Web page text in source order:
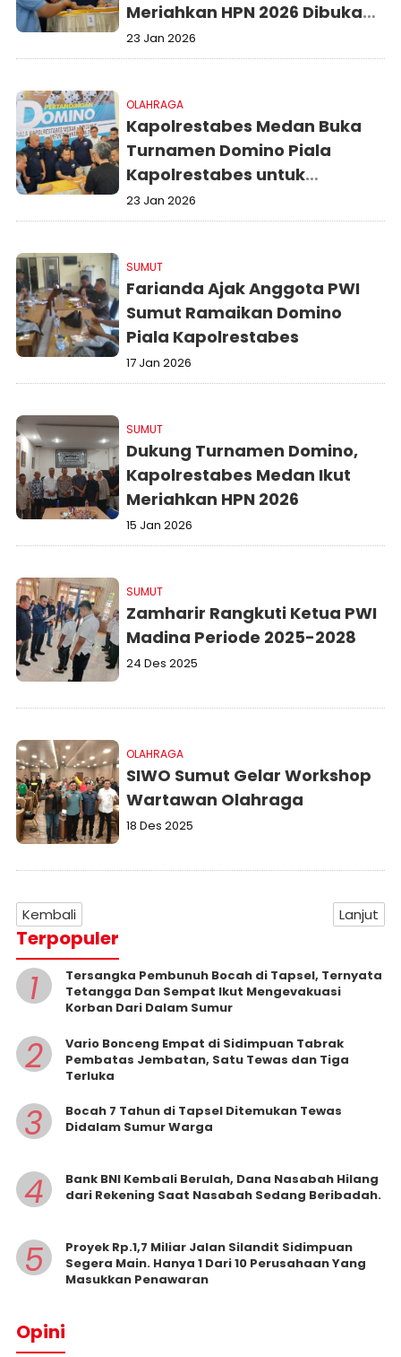
Meriahkan HPN 2026 Dibuka
Kombes Pol Dr Jean Calvijn
Simanjuntak
23 Jan 2026
OLAHRAGA
Kapolrestabes Medan Buka
Turnamen Domino Piala
Kapolrestabes untuk
Meriahkan HPN 2026
23 Jan 2026
SUMUT
Farianda Ajak Anggota PWI
Sumut Ramaikan Domino
Piala Kapolrestabes
17 Jan 2026
SUMUT
Dukung Turnamen Domino,
Kapolrestabes Medan Ikut
Meriahkan HPN 2026
15 Jan 2026
SUMUT
Zamharir Rangkuti Ketua PWI
Madina Periode 2025-2028
24 Des 2025
OLAHRAGA
SIWO Sumut Gelar Workshop
Wartawan Olahraga
18 Des 2025
Kembali Lanjut
Terpopuler
1
Tersangka Pembunuh Bocah di Tapsel, Ternyata
Tetangga Dan Sempat Ikut Mengevakuasi
Korban Dari Dalam Sumur
2
Vario Bonceng Empat di Sidimpuan Tabrak
Pembatas Jembatan, Satu Tewas dan Tiga
Terluka
3
Bocah 7 Tahun di Tapsel Ditemukan Tewas
Didalam Sumur Warga
4
Bank BNI Kembali Berulah, Dana Nasabah Hilang
dari Rekening Saat Nasabah Sedang Beribadah.
5
Proyek Rp.1,7 Miliar Jalan Silandit Sidimpuan
Segera Main. Hanya 1 Dari 10 Perusahaan Yang
Masukkan Penawaran
Opini